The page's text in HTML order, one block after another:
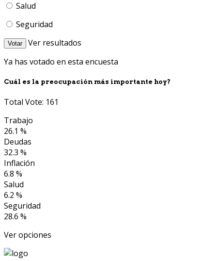
Salud
Seguridad
Votar
Ver resultados
Ya has votado en esta encuesta
Cuál es la preocupación más importante hoy?
Total Vote: 161
Trabajo
26.1 %
Deudas
32.3 %
Inflación
6.8 %
Salud
6.2 %
Seguridad
28.6 %
Ver opciones